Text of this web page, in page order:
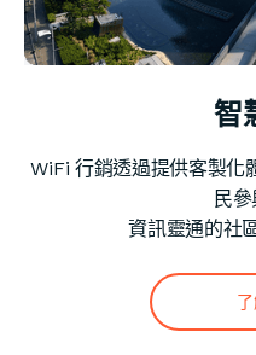
智
WiFi 行銷透過提供客製化
民
資訊靈通的社